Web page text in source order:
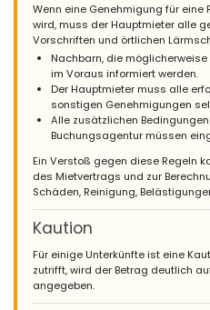
Wenn eine Genehmigung für
wird, muss der Hauptmieter alle
Vorschriften und örtlichen
Nachbarn, die
im Voraus informiert werden.
Der Hauptmieter muss alle
sonstigen Genehmigungen
Alle zusätzlichen
Buchungsagentur müssen
Ein Verstoß gegen diese Regeln
des Mietvertrags und zur
Schäden, Reinigung,
Kaution
Für einige Unterkünfte ist eine
zutrifft, wird der Betrag deutlich
angegeben.